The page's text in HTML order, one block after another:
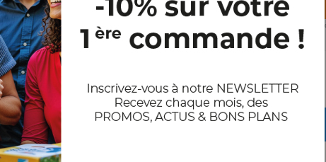
Valider la demande de devis
En nous envoyant votre demande de devis, vous acceptez nos
et notre politique de confidentialité des données.